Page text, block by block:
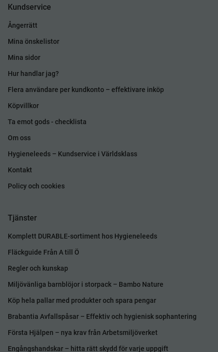
Kundservice
Ångerrätt
Mina önskelistor
Mina sidor
Hur handlar jag?
Flera användare per kundkonto – effektivare inköp
Köpvillkor
Ta emot gods - checklista
Om oss
Hygieneleeds – Kundservice i Världsklass
Kontakt
Policy och cookies
Tjänster
Komplett DURABLE-sortiment hos Hygieneleeds
Fläckguide Från A till Ö
Regler och kunskap
Miljövänliga barnblöjor i storpack – Bambo Nature
Köp hela pallar med produkter och spara pengar
Brabantia Avfallspåsar – Effektiv och hygienisk sophantering
Första Hjälpen – nya krav från Arbetsmiljöverket
Engångshandskar – hitta rätt skydd för varje uppgift